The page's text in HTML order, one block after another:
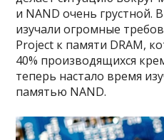
и NAND очень
изучали огромные
Project к памяти DRAM,
40% производящихся
теперь настало время
памятью NAND.